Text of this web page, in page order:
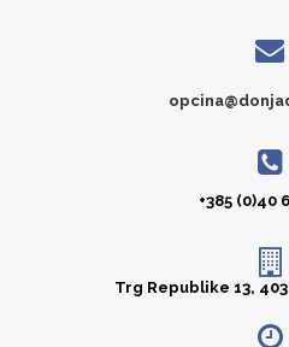
+385 (0)40
Trg Republike 13,